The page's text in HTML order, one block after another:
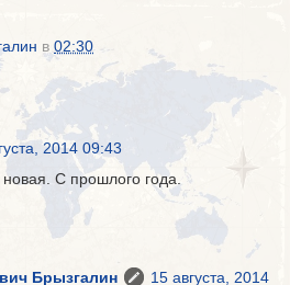
в 02:30
2014 09:43
С прошлого года.
Брызгалин
15 августа, 2014